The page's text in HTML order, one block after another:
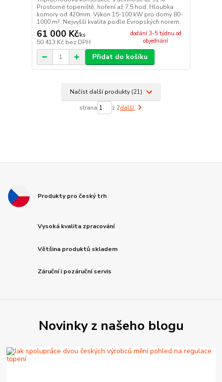
Prostorné topeniště, hoření až 7,5 hod. Hloubka
komory od 420mm. Výkon 15-100 kW pro domy 80-
1000 m². Nejvyšší kvalita podle Evropských norem.
61 000 Kč/ks
50 413 Kč bez DPH
dodání 3-5 týdnu od
objednání
Přidat do košíku
Načíst další produkty (21)
strana z 2další
Produkty pro český trh
Vysoká kvalita zpracování
Většina produktů skladem
Záruční i pozáruční servis
Novinky z našeho blogu